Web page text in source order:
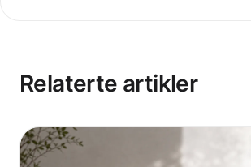
Relaterte artikler